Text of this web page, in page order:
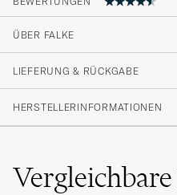
4.7
(38)
(2)
ÜBER FALKE
LIEFERUNG & RÜCKGABE
HERSTELLERINFORMATIONEN
Vergleichbare